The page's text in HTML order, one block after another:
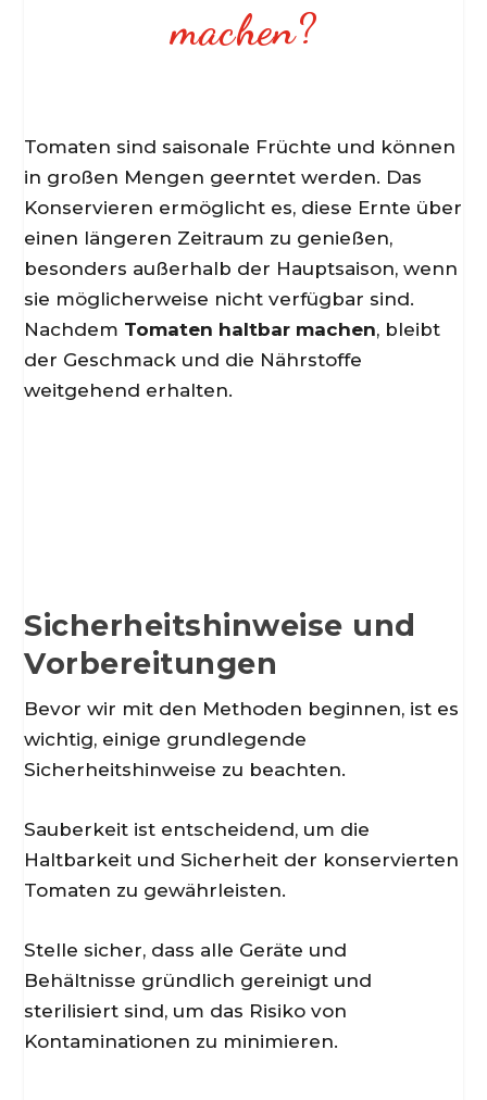
machen?
Tomaten sind saisonale Früchte und können
in großen Mengen geerntet werden. Das
Konservieren ermöglicht es, diese Ernte über
einen längeren Zeitraum zu genießen,
besonders außerhalb der Hauptsaison, wenn
sie möglicherweise nicht verfügbar sind.
Nachdem Tomaten haltbar machen, bleibt
der Geschmack und die Nährstoffe
weitgehend erhalten.
Sicherheitshinweise und
Vorbereitungen
Bevor wir mit den Methoden beginnen, ist es
wichtig, einige grundlegende
Sicherheitshinweise zu beachten.
Sauberkeit ist entscheidend, um die
Haltbarkeit und Sicherheit der konservierten
Tomaten zu gewährleisten.
Stelle sicher, dass alle Geräte und
Behältnisse gründlich gereinigt und
sterilisiert sind, um das Risiko von
Kontaminationen zu minimieren.